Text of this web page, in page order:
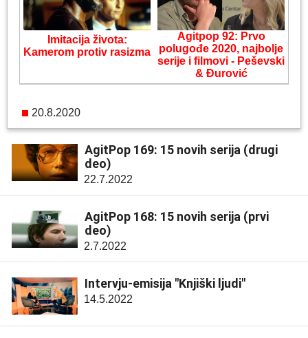
Imitacija života:
Kamerom protiv rasizma
Agitpop 92: Prvo
polugođe 2020, najbolje
serije i filmovi - Peševski
& Đurović
20.8.2020
AgitPop 169: 15 novih serija (drugi
deo)
22.7.2022
AgitPop 168: 15 novih serija (prvi
deo)
2.7.2022
Intervju-emisija "Knjiški ljudi"
14.5.2022